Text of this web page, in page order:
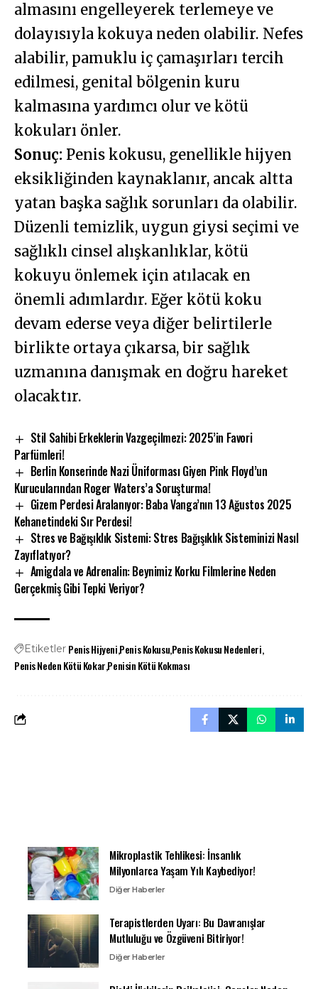
almasını engelleyerek terlemeye ve
dolayısıyla kokuya neden olabilir. Nefes
alabilir, pamuklu iç çamaşırları tercih
edilmesi, genital bölgenin kuru
kalmasına yardımcı olur ve kötü
kokuları önler.
Sonuç: Penis kokusu, genellikle hijyen
eksikliğinden kaynaklanır, ancak altta
yatan başka sağlık sorunları da olabilir.
Düzenli temizlik, uygun giysi seçimi ve
sağlıklı cinsel alışkanlıklar, kötü
kokuyu önlemek için atılacak en
önemli adımlardır. Eğer kötü koku
devam ederse veya diğer belirtilerle
birlikte ortaya çıkarsa, bir sağlık
uzmanına danışmak en doğru hareket
olacaktır.
Stil Sahibi Erkeklerin Vazgeçilmezi: 2025’in Favori
Parfümleri!
Berlin Konserinde Nazi Üniforması Giyen Pink Floyd’un
Kurucularından Roger Waters’a Soruşturma!
Gizem Perdesi Aralanıyor: Baba Vanga’nın 13 Ağustos 2025
Kehanetindeki Sır Perdesi!
Stres ve Bağışıklık Sistemi: Stres Bağışıklık Sisteminizi Nasıl
Zayıflatıyor?
Amigdala ve Adrenalin: Beynimiz Korku Filmlerine Neden
Gerçekmiş Gibi Tepki Veriyor?
Etiketler Penis HijyeniPenis KokusuPenis Kokusu Nedenleri
Penis Neden Kötü KokarPenisin Kötü Kokması
Mikroplastik Tehlikesi: İnsanlık
Milyonlarca Yaşam Yılı Kaybediyor!
Diğer Haberler
Terapistlerden Uyarı: Bu Davranışlar
Mutluluğu ve Özgüveni Bitiriyor!
Diğer Haberler